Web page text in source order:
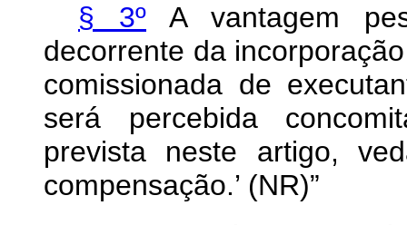
§ 3º A vantagem
decorrente da
comissionada de
será percebida
prevista neste artigo,
compensação.’ (NR)”